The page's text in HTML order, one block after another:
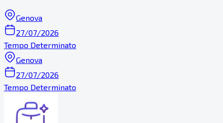
Genova
27/07/2026
Tempo Determinato
Genova
27/07/2026
Tempo Determinato